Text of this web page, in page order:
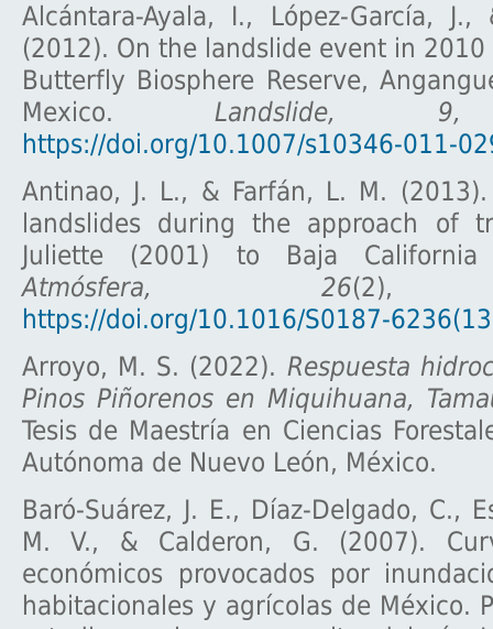
Alcántara-Ayala, I., López-García, J.,
(2012). On the landslide event in
Butterfly Biosphere Reserve,
Mexico.Landslide, 9,
https://doi.org/10.1007/s10346-011-
Antinao, J. L., & Farfán, L. M.
landslides during the approach of
Juliette (2001) to Baja California
Atmósfera, 26(2),
https://doi.org/10.1016/S0187-
Arroyo, M. S. (2022). Respuesta
Pinos Piñorenos en Miquihuana,
Tesis de Maestría en Ciencias
Autónoma de Nuevo León, México.
Baró-Suárez, J. E., Díaz-Delgado, C.,
M. V., & Calderon, G. (2007).
económicos provocados por
habitacionales y agrícolas de México.